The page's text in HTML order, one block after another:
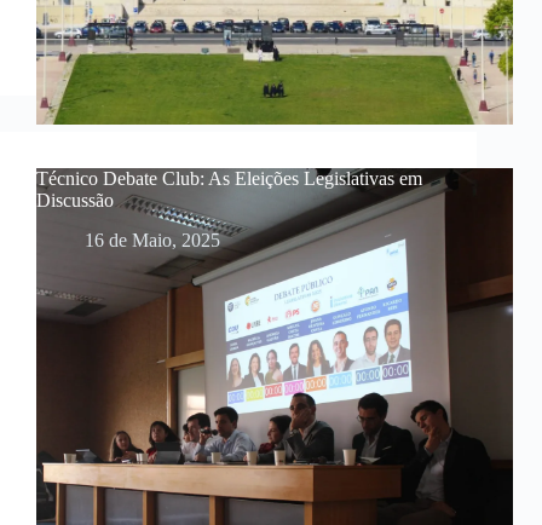
Técnico Debate Club: As Eleições Legislativas em
Discussão
16 de Maio, 2025